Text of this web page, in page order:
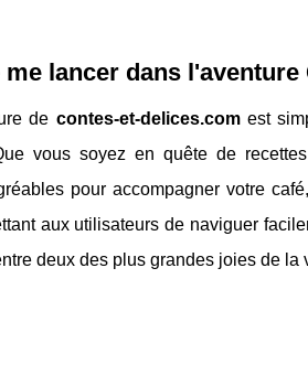
lancer dans l'aventure
de contes-et-delices.comest
vous soyez en quête de
pour accompagner votre
aux utilisateurs de naviguer
deux des plus grandes joies de la